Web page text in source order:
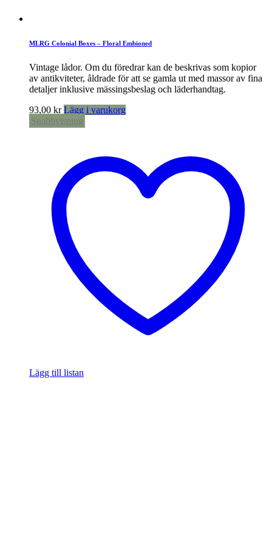
MLRG Colonial Boxes – Floral Embioned
Vintage lådor. Om du föredrar kan de beskrivas som kopior
av antikviteter, åldrade för att se gamla ut med massor av fina
detaljer inklusive mässingsbeslag och läderhandtag.
93,00 kr Lägg i varukorg
Snabbvisning
Lägg till listan